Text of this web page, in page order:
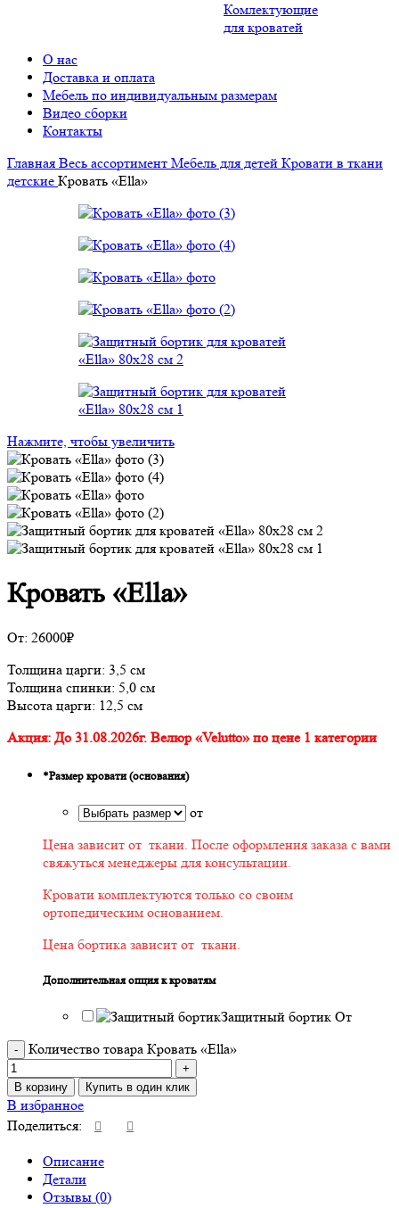
Комлектующие
для кроватей
О нас
Доставка и оплата
Мебель по индивидуальным размерам
Видео сборки
Контакты
Главная Весь ассортимент Мебель для детей Кровати в ткани
детские Кровать «Ella»
Нажмите, чтобы увеличить
Кровать «Ella»
От: 26000₽
Толщина царги: 3,5 см
Толщина спинки: 5,0 см
Высота царги: 12,5 см
Акция: До 31.08.2026г. Велюр «Velutto» по цене 1 категории
*Размер кровати (основания)
от
Цена зависит от ткани. После оформления заказа с вами
свяжуться менеджеры для консультации.
Кровати комплектуются только со своим
ортопедическим основанием.
Цена бортика зависит от ткани.
Дополнительная опция к кроватям
Защитный бортик От
Количество товара Кровать «Ella»
В корзину Купить в один клик
В избранное
Поделиться:
Описание
Детали
Отзывы (0)